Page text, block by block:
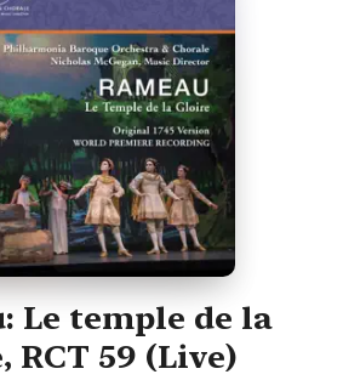
Le temple de la
RCT 59 (Live)